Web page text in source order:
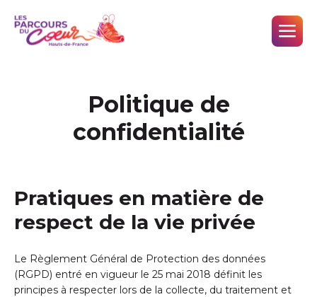
Politique de
confidentialité
Pratiques en matière de
respect de la vie privée
Le Règlement Général de Protection des données
(RGPD) entré en vigueur le 25 mai 2018 définit les
principes à respecter lors de la collecte, du traitement et